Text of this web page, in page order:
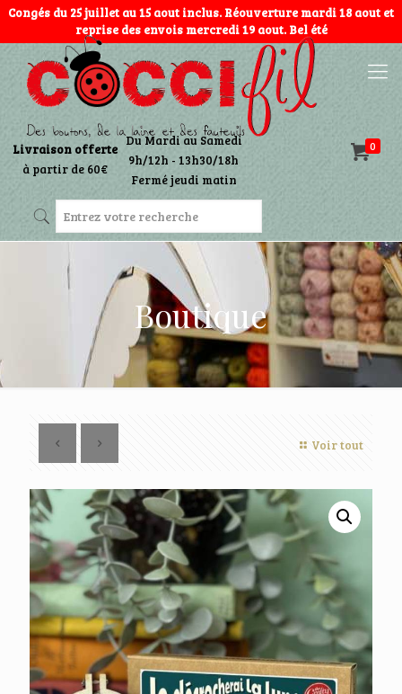
Congés du 25 juillet au 15 aout inclus. Réouverture mardi 18 aout et
reprise des envois mercredi 19 aout. Bel été
0
Livraison offerte
à partir de 60€
Du Mardi au Samedi
9h/12h - 13h30/18h
Fermé jeudi matin
Boutique
Voir tout